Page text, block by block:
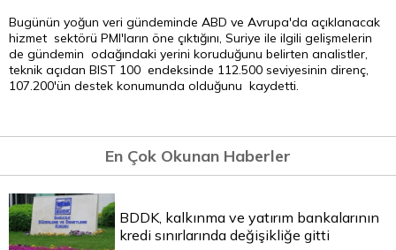
Bugünün yoğun veri gündeminde ABD ve Avrupa'da açıklanacak
hizmet sektörü PMI'ların öne çıktığını, Suriye ile ilgili gelişmelerin
de gündemin odağındaki yerini koruduğunu belirten analistler,
teknik açıdan BIST 100 endeksinde 112.500 seviyesinin direnç,
107.200'ün destek konumunda olduğunu kaydetti.
En Çok Okunan Haberler
BDDK, kalkınma ve yatırım bankalarının
kredi sınırlarında değişikliğe gitti